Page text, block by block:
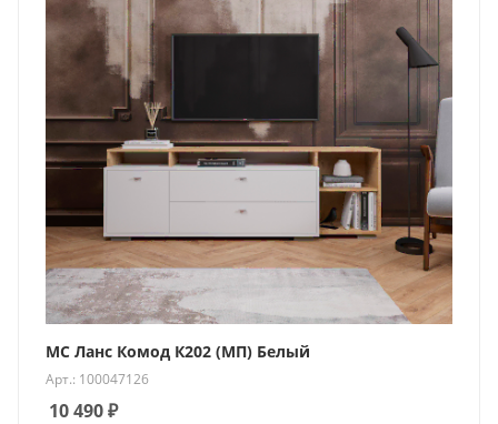
МС Ланс Комод К202 (МП) Белый
Арт.: 100047126
10 490₽